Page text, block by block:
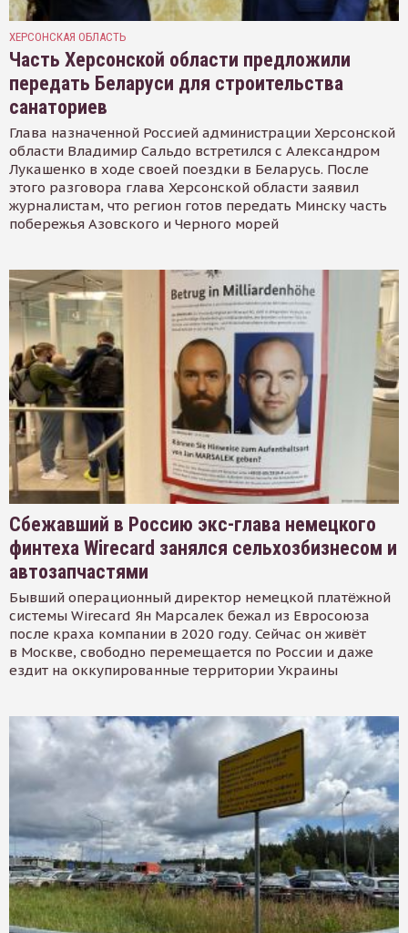
ХЕРСОНСКАЯ ОБЛАСТЬ
Часть Херсонской области предложили
передать Беларуси для строительства
санаториев
Глава назначенной Россией администрации Херсонской
области Владимир Сальдо встретился с Александром
Лукашенко в ходе своей поездки в Беларусь. После
этого разговора глава Херсонской области заявил
журналистам, что регион готов передать Минску часть
побережья Азовского и Черного морей
Сбежавший в Россию экс-глава немецкого
финтеха Wirecard занялся сельхозбизнесом и
автозапчастями
Бывший операционный директор немецкой платёжной
системы Wirecard Ян Марсалек бежал из Евросоюза
после краха компании в 2020 году. Сейчас он живёт
в Москве, свободно перемещается по России и даже
ездит на оккупированные территории Украины